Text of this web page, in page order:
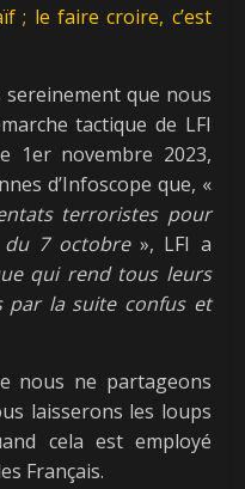
; le faire croire, c’est
sereinement que nous
tactique de LFI
1er novembre 2023,
d’Infoscope que, «
terroristes pour
du 7 octobre», LFI a
qui rend tous leurs
par la suite confus et
nous ne partageons
laisserons les loups
cela est employé
Français.